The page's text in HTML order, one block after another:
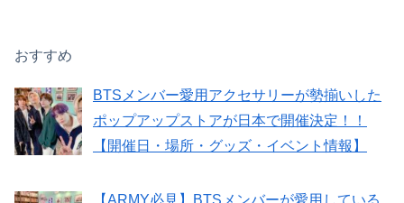
おすすめ
BTSメンバー愛用アクセサリーが勢揃いした
ポップアップストアが日本で開催決定！！
【開催日・場所・グッズ・イベント情報】
【ARMY必見】BTSメンバーが愛用している